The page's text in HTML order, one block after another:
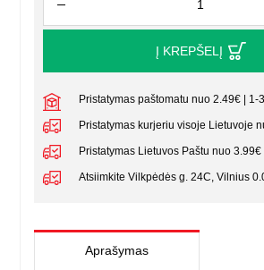
Į KREPŠELĮ
Pristatymas paštomatu nuo 2.49€ | 1-
Pristatymas kurjeriu visoje Lietuvoje
Pristatymas Lietuvos Paštu nuo 3.99€
Atsiimkite Vilkpėdės g. 24C, Vilnius
Aprašymas